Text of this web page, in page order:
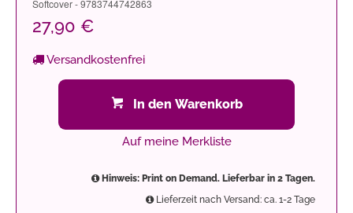
Softcover - 9783744742863
27,90 €
Versandkostenfrei
In den Warenkorb
Auf meine Merkliste
Hinweis: Print on Demand. Lieferbar in 2 Tagen.
Lieferzeit nach Versand: ca. 1-2 Tage